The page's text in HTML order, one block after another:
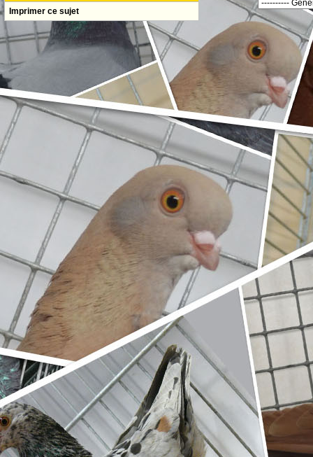
Imprimer ce sujet